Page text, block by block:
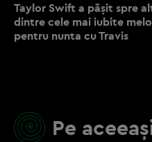
Taylor Swift a pășit spre
dintre cele mai iubite
pentru nunta cu Travis
Pe